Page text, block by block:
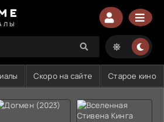
Скоро на сайте Старое кино